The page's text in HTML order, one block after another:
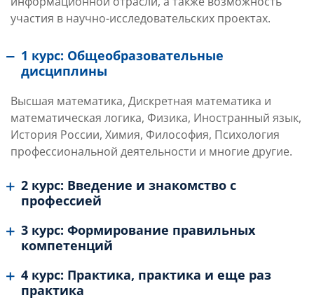
участия в научно-исследовательских проектах.
1 курс: Общеобразовательные
дисциплины
Высшая математика, Дискретная математика и
математическая логика, Физика, Иностранный язык,
История России, Химия, Философия, Психология
профессиональной деятельности и многие другие.
2 курс: Введение и знакомство с
профессией
3 курс: Формирование правильных
компетенций
4 курс: Практика, практика и еще раз
практика